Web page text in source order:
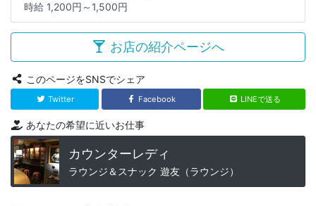
時給 1,200円～1,500円
お店の紹介ページへ
このページをSNSでシェア
Twitter Facebook LINEで送る
あなたの希望に近いお仕事
カウンターレディ
ラウンジ＆スナック 遊友（ラウンジ）